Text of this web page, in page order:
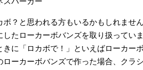
ボ？と思われる方もいるかもしれませ
したローカーボバンズを取り扱ってい
きに「ロカボで！」といえばローカー
ローカーボバンズで作った場合、クラ